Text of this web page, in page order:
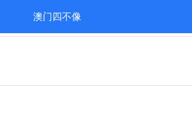
澳门四不像